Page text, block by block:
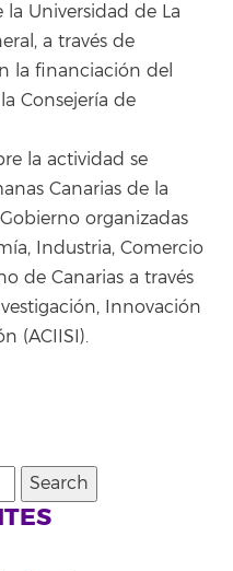
la Universidad de La
a través de
la financiación del
Consejería de
la actividad se
Canarias de la
organizadas
Industria, Comercio
de Canarias a través
Innovación
(ACIISI).